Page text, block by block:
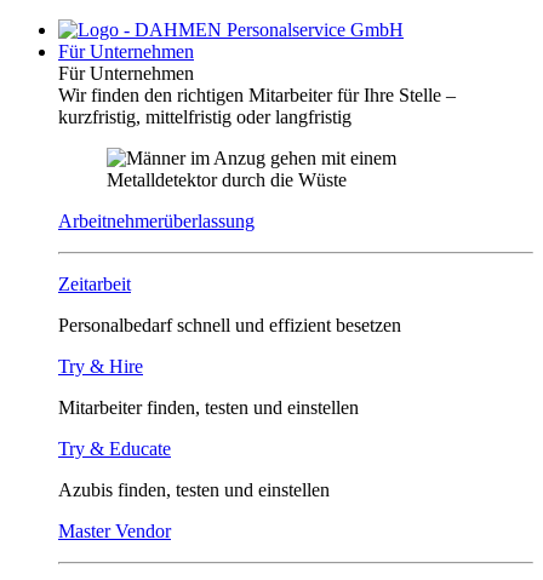
Für Unternehmen
Für Unternehmen
Wir finden den richtigen Mitarbeiter für Ihre Stelle –
kurzfristig, mittelfristig oder langfristig
Arbeitnehmerüberlassung
Zeitarbeit
Personalbedarf schnell und effizient besetzen
Try & Hire
Mitarbeiter finden, testen und einstellen
Try & Educate
Azubis finden, testen und einstellen
Master Vendor